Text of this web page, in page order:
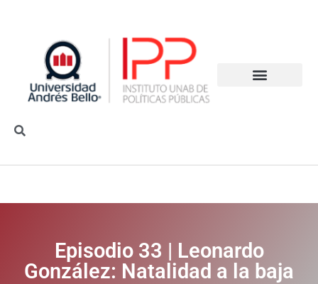
Episodio 33 | Leonardo
González: Natalidad a la baja